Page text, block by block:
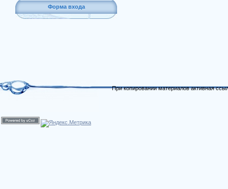
Форма входа
При копировании материалов активная